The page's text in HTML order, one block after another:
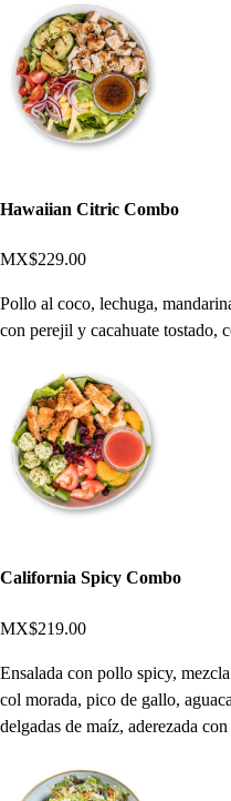
Hawaiian Citric Combo
MX$229.00
Pollo al coco, lechuga,
con perejil y cacahuate tostado,
California Spicy Combo
MX$219.00
Ensalada con pollo spicy,
col morada, pico de gallo,
delgadas de maíz, aderezada